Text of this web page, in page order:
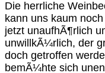
Die herrliche
kann uns kaum
jetzt unaufhÃ¶rlich
unwillkÃ¼rlich, der
doch getroffen
bemÃ¼hte sich